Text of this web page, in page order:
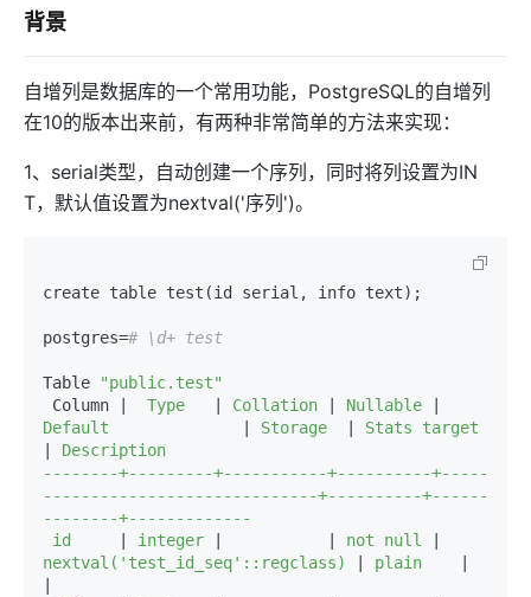
背景
自增列是数据库的一个常用功能，PostgreSQL的自增列
在10的版本出来前，有两种非常简单的方法来实现：
1、serial类型，自动创建一个序列，同时将列设置为IN
T，默认值设置为nextval('序列')。
create table test(id serial, info text);
postgres=# \d+ test
Table
"public.test"
Column |
  Type
Collation Nullable
Default
Storage
Description
--------+---------+-----------+----------+-----
-----------------------------+----------+------
--------+-------------
id
integer not null
nextval('test_id_seq'::regclass)
plain